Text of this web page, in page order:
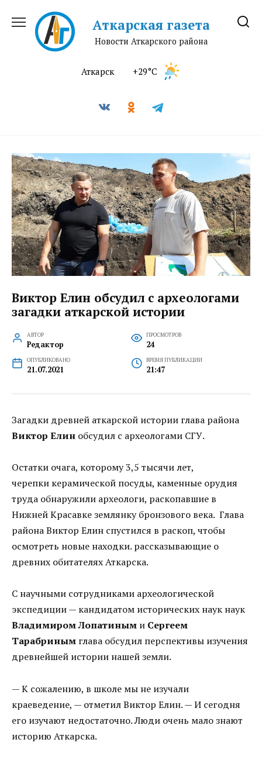
содержанию
Аткарская газета
Новости Аткарского района
Аткарск +29°C
Виктор Елин обсудил с археологами
загадки аткарской истории
АВТОР
Редактор
ПРОСМОТРОВ
24
ОПУБЛИКОВАНО
21.07.2021
ВРЕМЯ ПУБЛИКАЦИИ
21:47
Загадки древней аткарской истории глава района
Виктор Елин обсудил с археологами СГУ.
Остатки очага, которому 3,5 тысячи лет,
черепки керамической посуды, каменные орудия
труда обнаружили археологи, раскопавшие в
Нижней Красавке землянку бронзового века. Глава
района Виктор Елин спустился в раскоп, чтобы
осмотреть новые находки. рассказывающие о
древних обитателях Аткарска.
С научными сотрудниками археологической
экспедиции — кандидатом исторических наук наук
Владимиром Лопатиным и Сергеем
Тарабриным глава обсудил перспективы изучения
древнейшей истории нашей земли.
— К сожалению, в школе мы не изучали
краеведение, — отметил Виктор Елин. — И сегодня
его изучают недостаточно. Люди очень мало знают
историю Аткарска.